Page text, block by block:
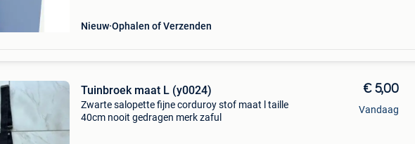
Nieuw Ophalen of Verzenden
Tuinbroek maat L (y0024)
Zwarte salopette fijne corduroy stof maat l taille
40cm nooit gedragen merk zaful
€ 5,00
Vandaag